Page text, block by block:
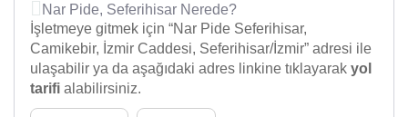
Nar Pide, Seferihisar Nerede?
İşletmeye gitmek için “Nar Pide Seferihisar,
Camikebir, İzmir Caddesi, Seferihisar/İzmir” adresi ile
ulaşabilir ya da aşağıdaki adres linkine tıklayarak yol
tarifi alabilirsiniz.